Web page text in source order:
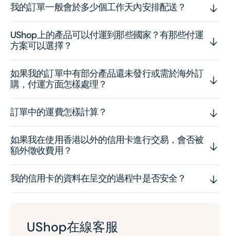
我的訂單一般會於多少個工作天內安排配送？
UShop上的產品可以付運到那些國家？有那些付運
方案可以選擇？
如果我的訂單中有部分產品還未發行或需於海外訂
購，付運方面怎樣處理？
訂單中的運費怎樣計算？
如果我在使用香港以外的信用卡進行交易，會否被
額外徵收費用？
我的信用卡的資料在呈交的過程中是否安全？
UShop在線客服